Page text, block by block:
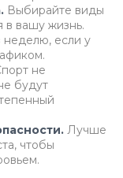
Выбирайте виды
в вашу жизнь.
неделю, если у
не
будут
Лучше
чтобы